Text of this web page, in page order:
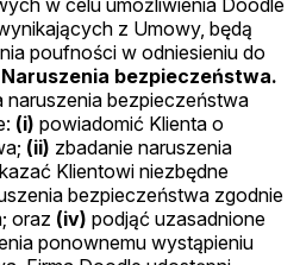
w celu umożliwienia Doodle
z Umowy, będą
poufności w odniesieniu do
Naruszenia bezpieczeństwa.
bezpieczeństwa
(i) powiadomić Klienta o
(ii) zbadanie naruszenia
Klientowi niezbędne
bezpieczeństwa zgodnie
oraz (iv) podjąć uzasadnione
ponownemu wystąpieniu